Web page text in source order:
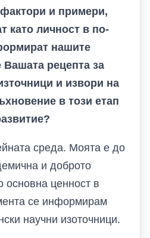
и примери,
като личност в по-
нашите
Вашата рецепта за
и извори на
в този етап
среда. Моята е до
и доброто
основна ценност в
се информирам
научни изоточници.